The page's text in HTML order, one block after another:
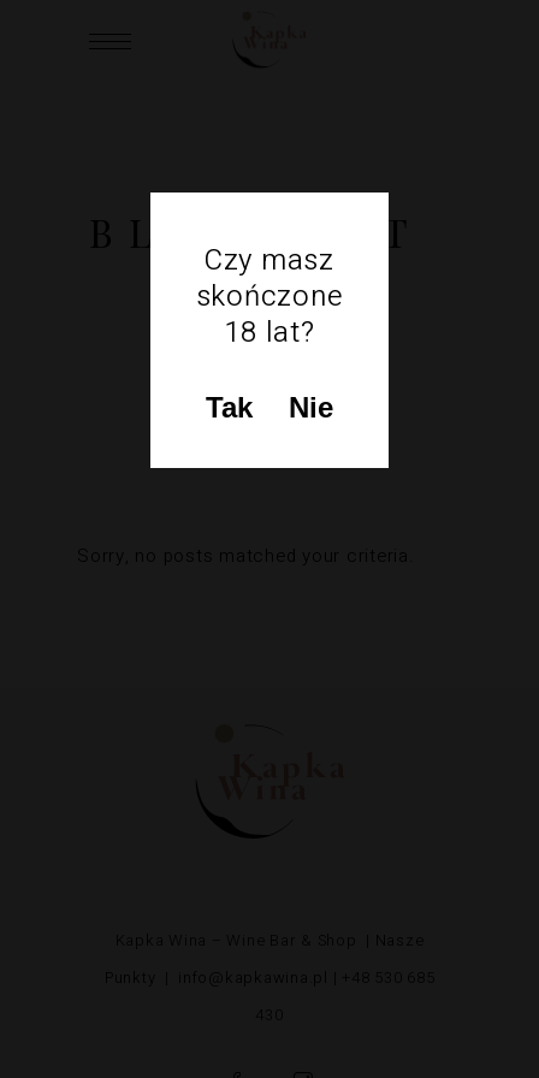
Czy masz
skończone
18 lat?
Tak Nie
BLOG LIST
Sorry, no posts matched your criteria.
Nasze
Punkty
info@kapkawina.pl